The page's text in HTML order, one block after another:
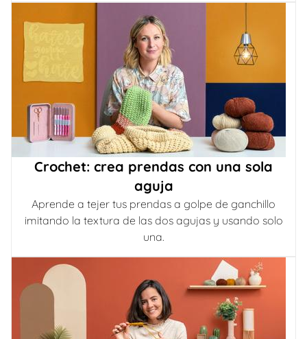
Crochet: crea prendas con una sola
aguja
Aprende a tejer tus prendas a golpe de ganchillo
imitando la textura de las dos agujas y usando solo
una.